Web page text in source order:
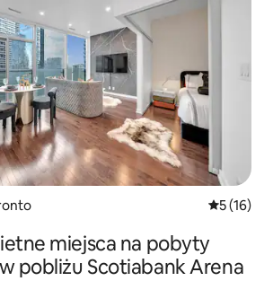
Średnia
5 (16)
miejsca na pobyty
pobliżu Scotiabank Arena